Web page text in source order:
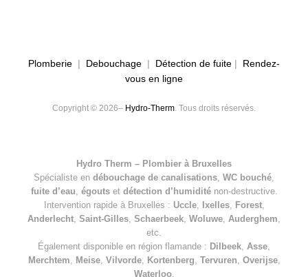
Plomberie | Debouchage | Détection de fuite | Rendez-
vous en ligne
Copyright © 2026– Hydro-Therm. Tous droits réservés.
Hydro Therm – Plombier à Bruxelles
Spécialiste en débouchage de canalisations, WC bouché,
fuite d’eau, égoutset détection d’humiditénon-destructive.
Intervention rapide à Bruxelles : Uccle, Ixelles, Forest,
Anderlecht, Saint-Gilles, Schaerbeek, Woluwe, Auderghem,
etc.
Également disponible en région flamande : Dilbeek, Asse,
Merchtem, Meise, Vilvorde, Kortenberg, Tervuren, Overijse,
Waterloo.